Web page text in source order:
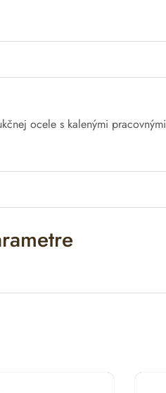
ocele s kalenými pracovnými